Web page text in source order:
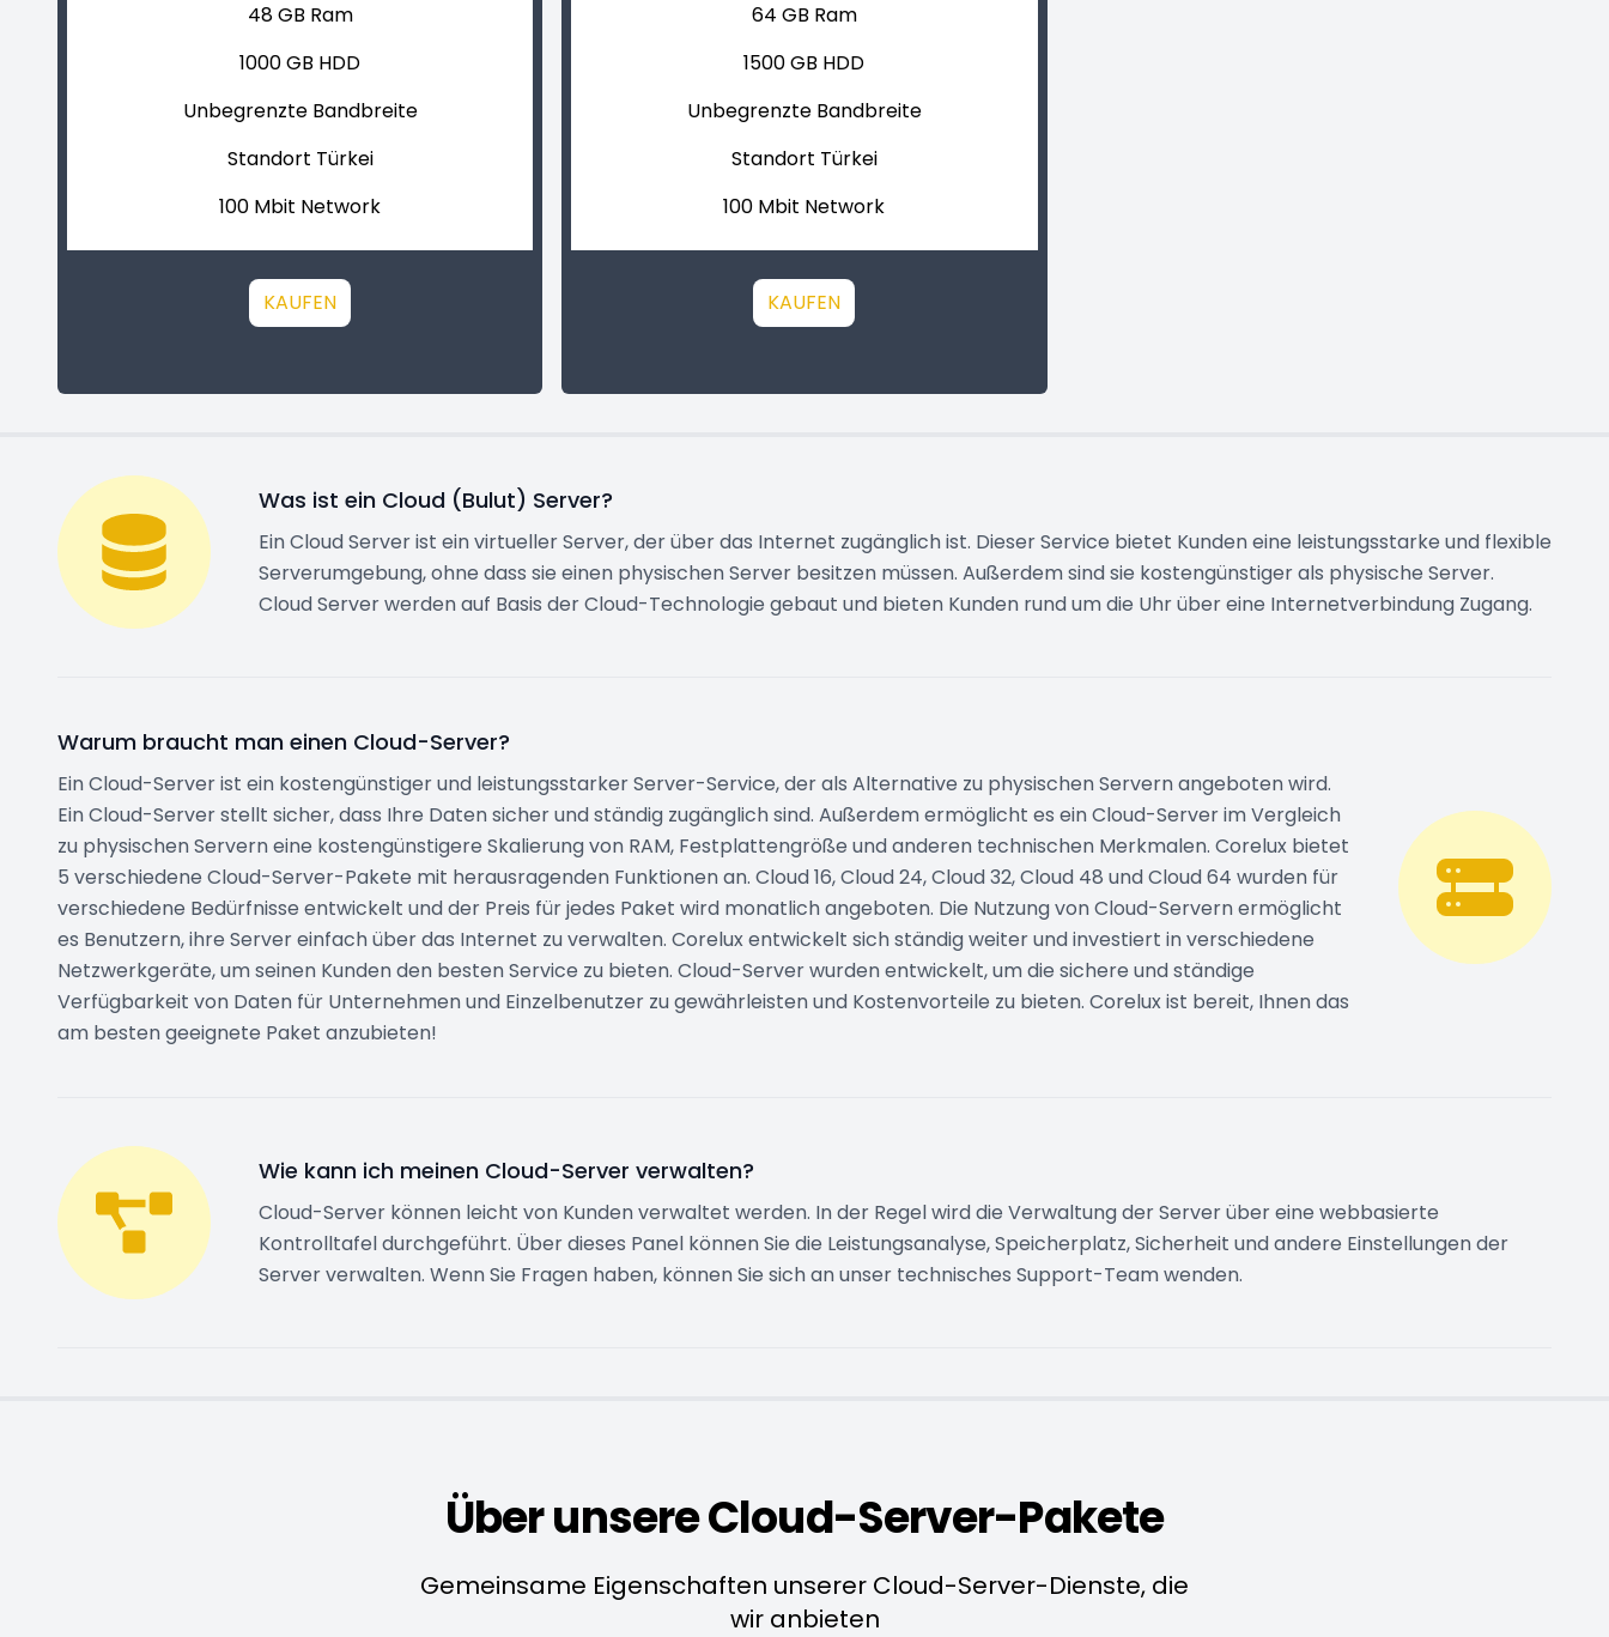
48 GB Ram
1000 GB HDD
Unbegrenzte Bandbreite
Standort Türkei
100 Mbit Network
KAUFEN
64 GB Ram
1500 GB HDD
Unbegrenzte Bandbreite
Standort Türkei
100 Mbit Network
KAUFEN
Was ist ein Cloud (Bulut) Server?
Ein Cloud Server ist ein virtueller Server, der über das Internet zugänglich ist. Dieser Service bietet Kunden eine leistungsstarke und flexible
Serverumgebung, ohne dass sie einen physischen Server besitzen müssen. Außerdem sind sie kostengünstiger als physische Server.
Cloud Server werden auf Basis der Cloud-Technologie gebaut und bieten Kunden rund um die Uhr über eine Internetverbindung Zugang.
Warum braucht man einen Cloud-Server?
Ein Cloud-Server ist ein kostengünstiger und leistungsstarker Server-Service, der als Alternative zu physischen Servern angeboten wird.
Ein Cloud-Server stellt sicher, dass Ihre Daten sicher und ständig zugänglich sind. Außerdem ermöglicht es ein Cloud-Server im Vergleich
zu physischen Servern eine kostengünstigere Skalierung von RAM, Festplattengröße und anderen technischen Merkmalen. Corelux bietet
5 verschiedene Cloud-Server-Pakete mit herausragenden Funktionen an. Cloud 16, Cloud 24, Cloud 32, Cloud 48 und Cloud 64 wurden für
verschiedene Bedürfnisse entwickelt und der Preis für jedes Paket wird monatlich angeboten. Die Nutzung von Cloud-Servern ermöglicht
es Benutzern, ihre Server einfach über das Internet zu verwalten. Corelux entwickelt sich ständig weiter und investiert in verschiedene
Netzwerkgeräte, um seinen Kunden den besten Service zu bieten. Cloud-Server wurden entwickelt, um die sichere und ständige
Verfügbarkeit von Daten für Unternehmen und Einzelbenutzer zu gewährleisten und Kostenvorteile zu bieten. Corelux ist bereit, Ihnen das
am besten geeignete Paket anzubieten!
Wie kann ich meinen Cloud-Server verwalten?
Cloud-Server können leicht von Kunden verwaltet werden. In der Regel wird die Verwaltung der Server über eine webbasierte
Kontrolltafel durchgeführt. Über dieses Panel können Sie die Leistungsanalyse, Speicherplatz, Sicherheit und andere Einstellungen der
Server verwalten. Wenn Sie Fragen haben, können Sie sich an unser technisches Support-Team wenden.
Über unsere Cloud-Server-Pakete
Gemeinsame Eigenschaften unserer Cloud-Server-Dienste, die
wir anbieten